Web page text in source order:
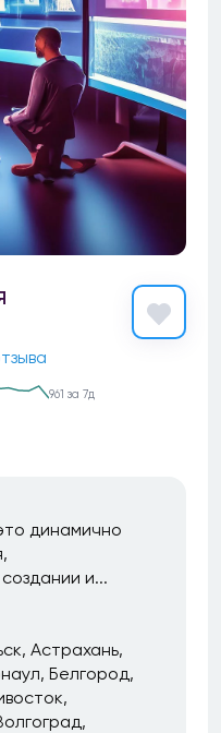
961 за 7д
динамично
и...
Астрахань
Белгород